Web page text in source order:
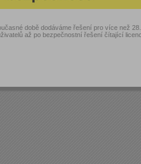
době dodáváme řešení pro více než
až po bezpečnostní řešení čítající